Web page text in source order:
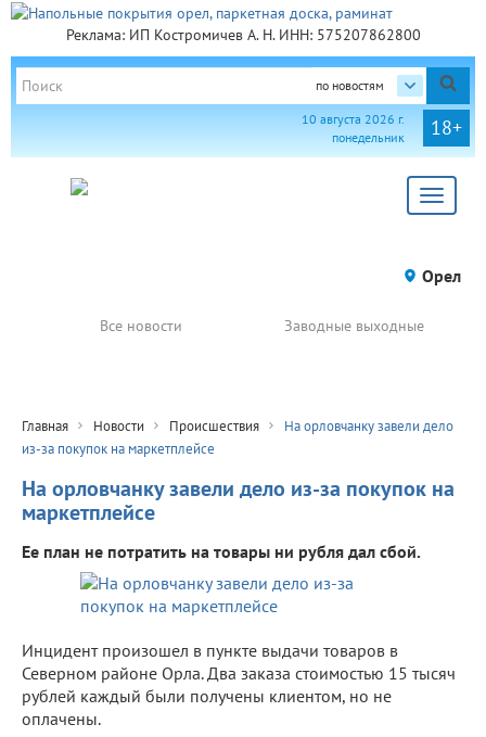
Реклама: ИП Костромичев А. Н. ИНН: 575207862800
по новостям
18+
10 августа 2026 г.
понедельник
Toggle
Орел
Все новости Заводные выходные
Главная Новости Происшествия
На орловчанку завели дело
из-за покупок на маркетплейсе
На орловчанку завели дело из-за покупок на
маркетплейсе
Ее план не потратить на товары ни рубля дал сбой.
Инцидент произошел в пункте выдачи товаров в
Северном районе Орла. Два заказа стоимостью 15 тысяч
рублей каждый были получены клиентом, но не
оплачены.